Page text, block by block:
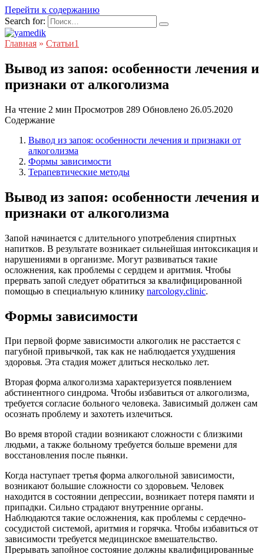
Перейти к содержанию
Search for:
Главная » Статьи1
Вывод из запоя: особенности лечения и
признаки от алкоголизма
На чтение 2 мин Просмотров 289 Обновлено 26.05.2020
Содержание
Вывод из запоя: особенности лечения и признаки от
алкоголизма
Формы зависимости
Терапевтические методы
Вывод из запоя: особенности лечения и
признаки от алкоголизма
Запой начинается с длительного употребления спиртных
напитков. В результате возникает сильнейшая интоксикация и
нарушениями в организме. Могут развиваться такие
осложнения, как проблемы с сердцем и аритмия. Чтобы
прервать запой следует обратиться за квалифицированной
помощью в специальную клинику narcology.clinic.
Формы зависимости
При первой форме зависимости алкоголик не расстается с
пагубной привычкой, так как не наблюдается ухудшения
здоровья. Эта стадия может длиться несколько лет.
Вторая форма алкоголизма характеризуется появлением
абстинентного синдрома. Чтобы избавиться от алкоголизма,
требуется согласие больного человека. Зависимый должен сам
осознать проблему и захотеть излечиться.
Во время второй стадии возникают сложности с близкими
людьми, а также больному требуется больше времени для
восстановления после пьянки.
Когда наступает третья форма алкогольной зависимости,
возникают большие сложности со здоровьем. Человек
находится в состоянии депрессии, возникает потеря памяти и
припадки. Сильно страдают внутренние органы.
Наблюдаются такие осложнения, как проблемы с сердечно-
сосудистой системой, аритмия и горячка. Чтобы избавиться от
зависимости требуется медицинское вмешательство.
Прерывать запойное состояние должны квалифицированные